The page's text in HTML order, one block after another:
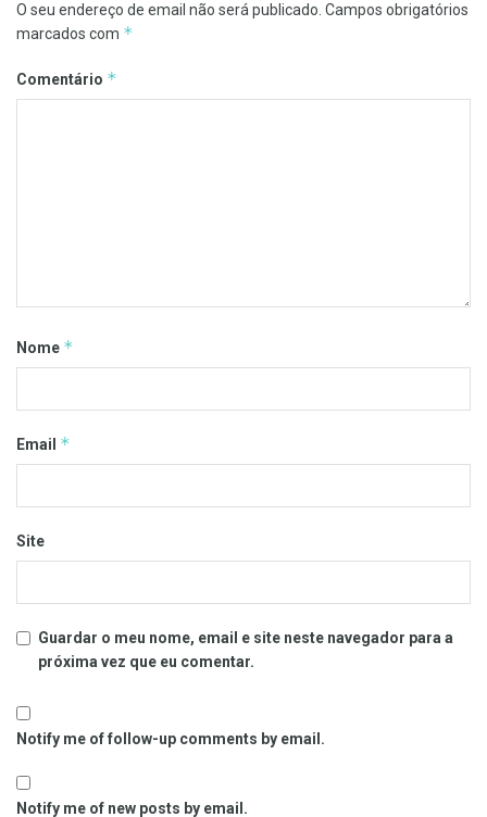
O seu endereço de email não será publicado. Campos obrigatórios
marcados com *
Comentário *
Nome *
Email *
Site
Guardar o meu nome, email e site neste navegador para a
próxima vez que eu comentar.
Notify me of follow-up comments by email.
Notify me of new posts by email.